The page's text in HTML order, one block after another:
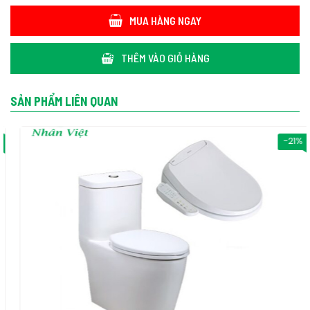
Nội thất Nhân Việt - Địa chỉ bán bồn cầu Caesar CD1375/TAF200H 1
Nội thất Nhân Việt là địa chỉ phân phối bồn cầu Caesar
CD1375/TAF200H 1 khối nắp rửa điện tử chính hãng và uy tín tại
TPHCM. Cam kết bồn cầu Caesar CD1375/TAF200H 1 khối nắp
rửa điện tử chính hãng, chất lượng, bồi hoàn 200% nếu phát hiện
hàng giả. Nội thất Nhân Việt chuyên cung cấp bồn cầu Caesar
MUA HÀNG NGAY
THÊM VÀO GIỎ HÀNG
SẢN PHẨM LIÊN QUAN
-21%